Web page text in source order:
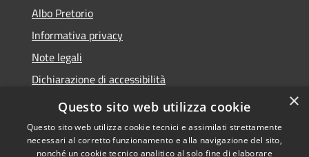
Albo Pretorio
Informativa privacy
Note legali
Dichiarazione di accessibilità
Area riservata dipendenti
×
Questo sito web utilizza cookie
Questo sito web utilizza cookie tecnici e assimilati strettamente
necessari al corretto funzionamento e alla navigazione del sito,
nonché un cookie tecnico analitico al solo fine di elaborare